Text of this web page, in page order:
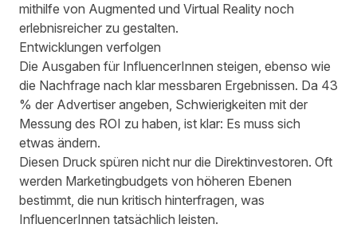
mithilfe von Augmented und Virtual Reality noch
erlebnisreicher zu gestalten.
Entwicklungen verfolgen
Die Ausgaben für InfluencerInnen steigen, ebenso wie
die Nachfrage nach klar messbaren Ergebnissen. Da 43
% der Advertiser angeben, Schwierigkeiten mit der
Messung des ROI zu haben, ist klar: Es muss sich
etwas ändern.
Diesen Druck spüren nicht nur die Direktinvestoren. Oft
werden Marketingbudgets von höheren Ebenen
bestimmt, die nun kritisch hinterfragen, was
InfluencerInnen tatsächlich leisten.